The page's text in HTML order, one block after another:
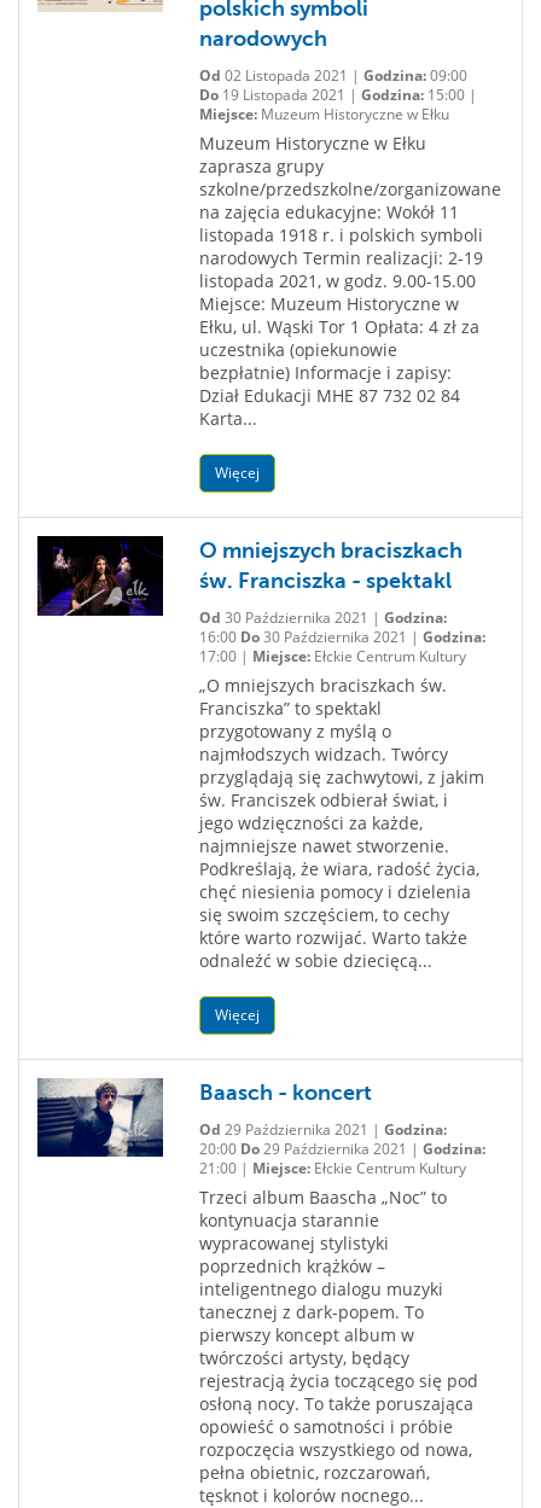
polskich symboli
narodowych
Od 02 Listopada 2021 | Godzina:09:00
Do19 Listopada 2021 | Godzina:15:00 |
Miejsce:Muzeum Historyczne w Ełku
Muzeum Historyczne w Ełku
zaprasza grupy
szkolne/przedszkolne/zorganizowane
na zajęcia edukacyjne: Wokół 11
listopada 1918 r. i polskich symboli
narodowych Termin realizacji: 2-19
listopada 2021, w godz. 9.00-15.00
Miejsce: Muzeum Historyczne w
Ełku, ul. Wąski Tor 1 Opłata: 4 zł za
uczestnika (opiekunowie
bezpłatnie) Informacje i zapisy:
Dział Edukacji MHE 87 732 02 84
Karta...
Więcej
O mniejszych braciszkach
św. Franciszka - spektakl
Od 30 Października 2021 | Godzina:
16:00 Do30 Października 2021 | Godzina:
17:00 | Miejsce:Ełckie Centrum Kultury
„O mniejszych braciszkach św.
Franciszka” to spektakl
przygotowany z myślą o
najmłodszych widzach. Twórcy
przyglądają się zachwytowi, z jakim
św. Franciszek odbierał świat, i
jego wdzięczności za każde,
najmniejsze nawet stworzenie.
Podkreślają, że wiara, radość życia,
chęć niesienia pomocy i dzielenia
się swoim szczęściem, to cechy
które warto rozwijać. Warto także
odnaleźć w sobie dziecięcą...
Więcej
Baasch - koncert
Od 29 Października 2021 | Godzina:
20:00 Do29 Października 2021 | Godzina:
21:00 | Miejsce:Ełckie Centrum Kultury
Trzeci album Baascha „Noc” to
kontynuacja starannie
wypracowanej stylistyki
poprzednich krążków –
inteligentnego dialogu muzyki
tanecznej z dark-popem. To
pierwszy koncept album w
twórczości artysty, będący
rejestracją życia toczącego się pod
osłoną nocy. To także poruszająca
opowieść o samotności i próbie
rozpoczęcia wszystkiego od nowa,
pełna obietnic, rozczarowań,
tęsknot i kolorów nocnego...